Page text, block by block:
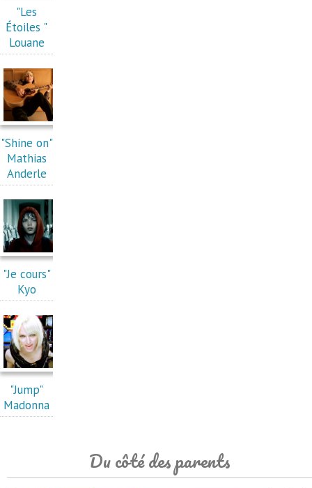
"Les
Étoiles "
Louane
"Shine on"
Mathias
Anderle
"Je cours"
Kyo
"Jump"
Madonna
Du côté des parents